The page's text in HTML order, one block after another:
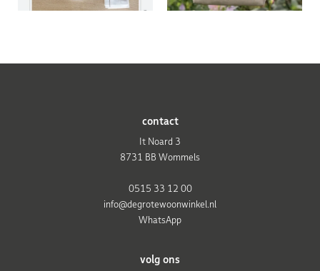
volg ons
contact
It Noard 3
8731 BB Wommels
0515 33 12 00
info@degrotewoonwinkel.nl
WhatsApp